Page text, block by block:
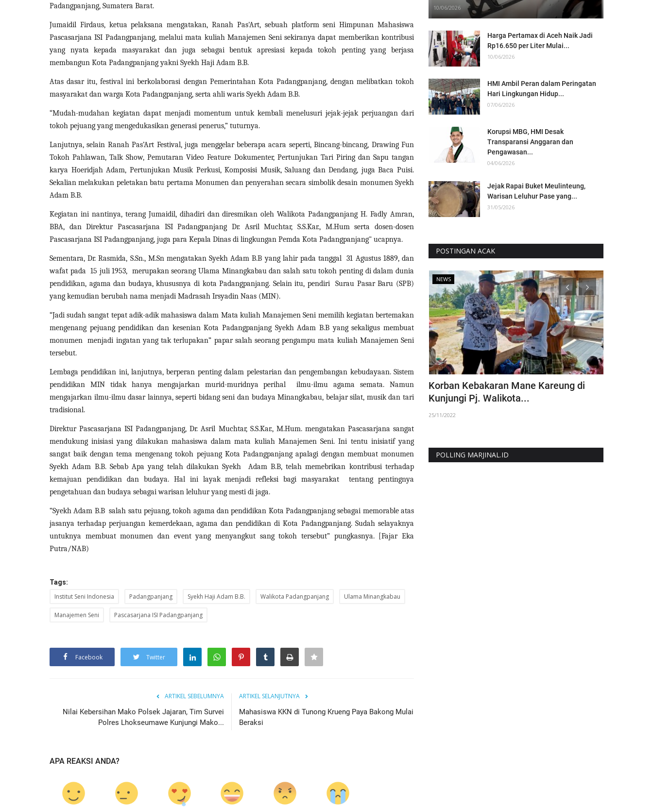
Padangpanjang, Sumatera Barat.
Jumaidil Firdaus, ketua pelaksana mengatakan, Ranah Pas'Art, sebuah platform seni Himpunan Mahasiswa
Pascasarjana ISI Padangpanjang, melalui mata kuliah Manajemen Seni sekiranya dapat memberikan kontribusi
yang nyata kepada masyarakat dan juga sebagai bentuk apresiasi kepada tokoh penting yang berjasa
membangun Kota Padangpanjang yakni Syekh Haji Adam B.B.
Atas dasar itu, festival ini berkolaborasi dengan Pemerintahan Kota Padangpanjang, dengan melibatkan tokoh
masyarakat dan warga Kota Padangpanjang, serta ahli waris Syekh Adam B.B.
“Mudah-mudahan kegiatan dapat menjadi momentum untuk kembali menelusuri jejak-jejak perjuangan dari
tokoh pejuang yang mengedukasikan generasi penerus,” tuturnya.
Lanjutnya, selain Ranah Pas’Art Festival, juga menggelar beberapa acara seperti, Bincang-bincang, Drawing Fun
Tokoh Pahlawan, Talk Show, Pemutaran Video Feature Dokumenter, Pertunjukan Tari Piring dan Sapu tangan
karya Hoeridjah Adam, Pertunjukan Musik Perkusi, Komposisi Musik, Saluang dan Dendang, juga Baca Puisi.
Sekalian melakukan peletakan batu pertama Monumen dan penyerahan secara simbolik desain monumen Syekh
Adam B.B.
Kegiatan ini nantinya, terang Jumaidil, dihadiri dan diresmikan oleh Walikota Padangpanjang H. Fadly Amran,
BBA, dan Direktur Pascasarjana ISI Padangpanjang Dr. Asril Muchtar, S.S.Kar., M.Hum serta dosen-dosen
Pascasarjana ISI Padangpanjang, juga para Kepala Dinas di lingkungan Pemda Kota Padangpanjang" ucapnya.
Sementara, Dr. Rasmida, S.Sn., M.Sn mengatakan Syekh Adam B.B yang lahir pada tanggal 31 Agustus 1889, dan
wafat pada 15 juli 1953, merupakan seorang Ulama Minangkabau dan salah satu tokoh penting di dalam dunia
pendidikan, agama dan budaya, khususnya di kota Padangpanjang. Selain itu, pendiri Surau Pasar Baru (SPB)
yang kemudian berubah nama menjadi Madrasah Irsyadin Naas (MIN).
“Jadi sudah sangat tepat adik-adik mahasiswa dalam Mata kuliah Manajemen Seni memilih kegiatan bertemakan
mengenang pejuang pendidikan dan kesenian Kota Padangpanjang Syekh Adam B.B yang sekaligus membuat
monumen menjadi ingatan yang tak terlupakan” papar salah seorang pengampu mata kuliah Manajemen Seni
tersebut.
Lembaga pendidikan ini, lanjutnya, berperan penting dalam pelestarian dan pengembangan kebudayaan. Sistem
pendidikan MIN tidak hanya mengajarkan murid-muridnya perihal ilmu-ilmu agama semata. Namun
mengajarkan ilmu-ilmu dasar lainnya, seperti bidang seni dan budaya Minangkabau, belajar silat, musik dan tari
tradisional.
Direktur Pascasarjana ISI Padangpanjang, Dr. Asril Muchtar, S.S.Kar., M.Hum. mengatakan Pascasarjana sangat
mendukung inisiasi yang dilakukan mahasiswa dalam mata kuliah Manajemen Seni. Ini tentu inisiatif yang
sangat baik dengan tema mengenang tokoh pejuang Kota Padangpanjang apalagi dengan membuat monumen
Syekh Adam B.B. Sebab Apa yang telah dilakukan Syekh Adam B.B, telah memebrikan kontribusi terhadap
kemajuan pendidikan dan budaya. Hal ini layak menjadi refleksi bagi masyarakat tentang pentingnya
pengetahuan dan budaya sebagai warisan leluhur yang mesti di jaga.
“Syekh Adam B.B salah satu pejuang, tokoh agama dan pendidikan Kota Padangpanjang sebagai memorable atas
jasanya terhadap perjuangan kemerdekaan, agama dan pendidikan di Kota Padangpanjang. Sudah selayaknya
untuknya membuat monumen dan event yang menyangkut sang tokoh tersebut” pungkasnya. [Fajar Eka
Putra/NAB)
Tags:
Institut Seni Indonesia Padangpanjang Syekh Haji Adam B.B. Walikota Padangpanjang Ulama Minangkabau
Manajemen Seni Pascasarjana ISI Padangpanjang
Facebook Twitter
ARTIKEL SEBELUMNYA
Nilai Kebersihan Mako Polsek Jajaran, Tim Survei
Polres Lhokseumawe Kunjungi Mako...
ARTIKEL SELANJUTNYA
Mahasiswa KKN di Tunong Krueng Paya Bakong Mulai
Beraksi
APA REAKSI ANDA?
10/06/2026
Harga Pertamax di Aceh Naik Jadi
Rp16.650 per Liter Mulai...
10/06/2026
HMI Ambil Peran dalam Peringatan
Hari Lingkungan Hidup...
07/06/2026
Korupsi MBG, HMI Desak
Transparansi Anggaran dan
Pengawasan...
04/06/2026
Jejak Rapai Buket Meulinteung,
Warisan Leluhur Pase yang...
31/05/2026
POSTINGAN ACAK
Utara Tak
Pelayanan Kesehatan Diperkuat, EMT
Dinkes Aceh Layani Ratusan...
NEWS
Jelang Pemilu 2024, Imran Tekankan
Netralitas ASN
NEWS
Korban Kebakaran Mane Kareung di
Kunjungi Pj. Walikota...
25/11/2022
POLLING MARJINAL.ID